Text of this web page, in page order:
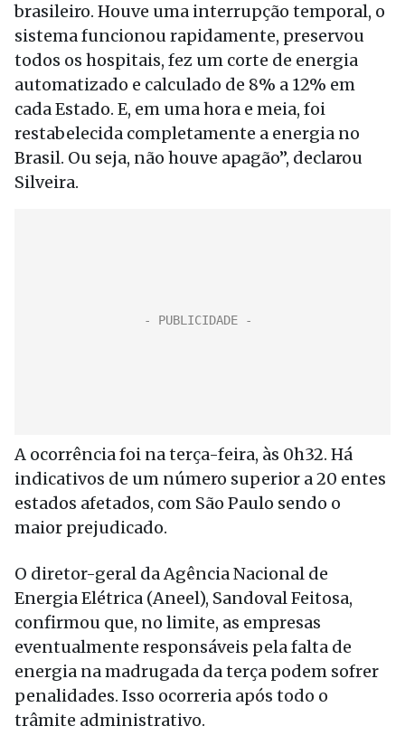
brasileiro. Houve uma interrupção temporal, o
sistema funcionou rapidamente, preservou
todos os hospitais, fez um corte de energia
automatizado e calculado de 8% a 12% em
cada Estado. E, em uma hora e meia, foi
restabelecida completamente a energia no
Brasil. Ou seja, não houve apagão”, declarou
Silveira.
A ocorrência foi na terça-feira, às 0h32. Há
indicativos de um número superior a 20 entes
estados afetados, com São Paulo sendo o
maior prejudicado.
O diretor-geral da Agência Nacional de
Energia Elétrica (Aneel), Sandoval Feitosa,
confirmou que, no limite, as empresas
eventualmente responsáveis pela falta de
energia na madrugada da terça podem sofrer
penalidades. Isso ocorreria após todo o
trâmite administrativo.